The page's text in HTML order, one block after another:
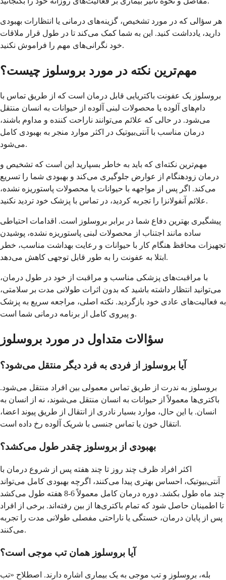
هر سؤالی که در مورد تشخیص، گزینه‌های درمانی یا انتظارات بهبودی
دارید، یادداشت کنید. این به شما کمک می‌کند تا در طول قرار ملاقات
خود نگرانی‌های مهم را فراموش نکنید.
مهم‌ترین نکته در مورد بروسلوز چیست؟
بروسلوز یک عفونت باکتریایی قابل درمان است که از طریق تماس با
دام‌های آلوده یا محصولات لبنی آلوده از حیوانات به انسان منتقل
می‌شود. در حالی که علائم می‌توانند ناراحت کننده و مداوم باشند،
درمان مناسب با آنتی‌بیوتیک در اکثر موارد منجر به بهبودی کامل
می‌شود.
مهم‌ترین نکته‌ای که باید به خاطر بسپارید این است که تشخیص و
درمان زودهنگام از عوارض جلوگیری می‌کند و بهبودی شما را تسریع
می‌کند. اگر پس از مواجهه با حیوانات یا محصولات پاستوریزه نشده،
علائم آنفولانزا را تجربه کردید، در تماس با پزشک خود تردید نکنید.
پیشگیری بهترین دفاع شما در برابر بروسلوز است. اقدامات احتیاطی
ساده مانند اجتناب از محصولات لبنی پاستوریزه نشده، پوشیدن
تجهیزات محافظ هنگام کار با حیوانات و رعایت بهداشت مناسب، خطر
ابتلا به عفونت را به طور قابل توجهی کاهش می‌دهد.
با مراقبت‌های پزشکی مناسب و مراقبت از خود در طول درمان،
می‌توانید انتظار داشته باشید که بدون اثرات طولانی مدت بر سلامتی،
به فعالیت‌های عادی خود بازگردید. نکته اصلی، مراجعه سریع به پزشک
و پیروی کامل از برنامه درمانی شما است.
سؤالات متداول در مورد بروسلوز
آیا بروسلوز از فردی به فرد دیگر منتقل می‌شود؟
بروسلوز به ندرت از طریق تماس معمولی بین افراد منتقل می‌شود.
باکتری‌ها معمولاً از حیوانات به انسان منتقل می‌شوند، نه از انسان به
انسان. با این حال، موارد بسیار نادری از انتقال از طریق پیوند اعضا،
انتقال خون یا تماس جنسی با شریک آلوده رخ داده است.
بهبودی از بروسلوز چقدر طول می‌کشد؟
اکثر افراد ظرف چند روز تا چند هفته پس از شروع درمان با
آنتی‌بیوتیک، احساس بهتری پیدا می‌کنند، اگرچه بهبودی کامل می‌تواند
چند ماه طول بکشد. دوره درمان کامل معمولاً 6-8 هفته طول می‌کشد
تا اطمینان حاصل شود که تمام باکتری‌ها از بین رفته‌اند. برخی از افراد
پس از پایان درمان، خستگی یا ناراحتی مفصلی طولانی مدت را تجربه
می‌کنند.
آیا بروسلوز همان تب موجی است؟
بله، بروسلوز و تب موجی به یک بیماری اشاره دارند. اصطلاح «تب